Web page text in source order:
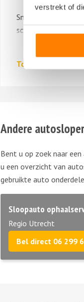
verstrekt of
Snelle afwikkeling
schade auto waar
Vrijwaring en
Toon
Andere
Bent u op zoek naar
u een overzicht van
gebruikte auto
Sloopauto
Regio Utrecht
Bel direct 06 299